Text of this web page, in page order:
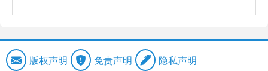
版权声明 免责声明 隐私声明